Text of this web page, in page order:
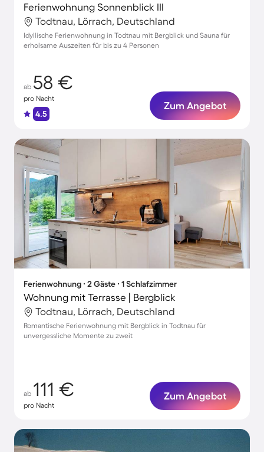
Ferienwohnung Sonnenblick III
Todtnau, Lörrach, Deutschland
Idyllische Ferienwohnung in Todtnau mit Bergblick und Sauna für
erholsame Auszeiten für bis zu 4 Personen
ab 58 €
pro Nacht
4.5
Zum Angebot
Ferienwohnung ∙ 2 Gäste ∙ 1 Schlafzimmer
Wohnung mit Terrasse | Bergblick
Todtnau, Lörrach, Deutschland
Romantische Ferienwohnung mit Bergblick in Todtnau für
unvergessliche Momente zu zweit
ab 111 €
pro Nacht
Zum Angebot